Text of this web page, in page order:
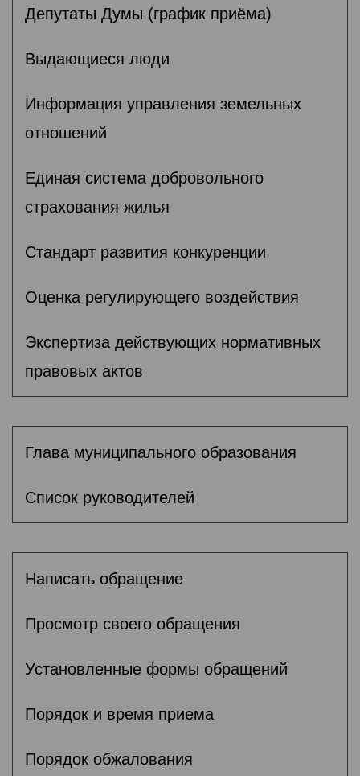
Депутаты Думы (график приёма)
Выдающиеся люди
Информация управления земельных
отношений
Единая система добровольного
страхования жилья
Стандарт развития конкуренции
Оценка регулирующего воздействия
Экспертиза действующих нормативных
правовых актов
Глава муниципального образования
Список руководителей
Написать обращение
Просмотр своего обращения
Установленные формы обращений
Порядок и время приема
Порядок обжалования